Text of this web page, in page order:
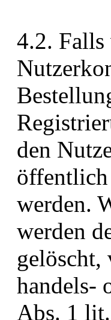
4.2.
den
werden.
werden
gelöscht,
handels-
Abs. 1